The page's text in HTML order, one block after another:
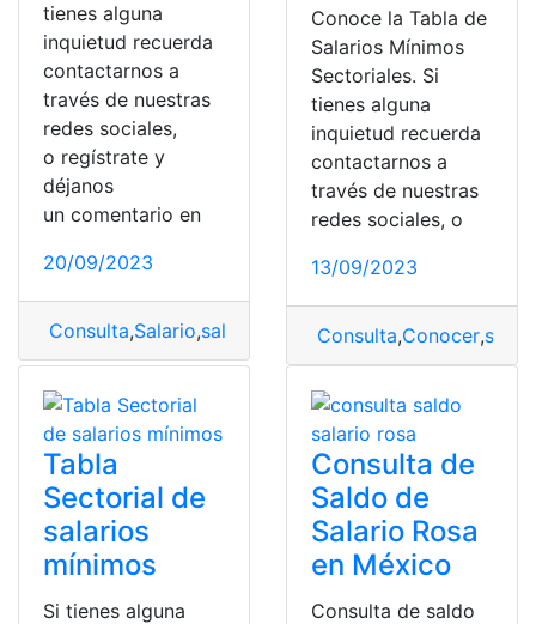
tienes alguna
inquietud recuerda
contactarnos a
través de nuestras
redes sociales,
o regístrate y
déjanos
un comentario en
20/09/2023
Consulta,Salario,salarios
Conoce la Tabla de
Salarios Mínimos
Sectoriales. Si
tienes alguna
inquietud recuerda
contactarnos a
través de nuestras
redes sociales, o
13/09/2023
Consulta,Conocer,
Tabla
Sectorial de
salarios
mínimos
Si tienes alguna
Consulta de
Saldo de
Salario Rosa
en México
Consulta de saldo